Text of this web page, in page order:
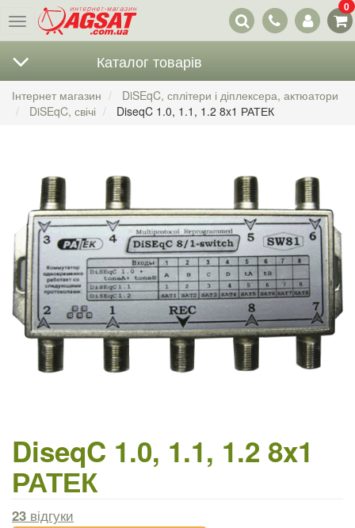
Меню
Наші
контакти
0
Каталог товарів
Інтернет магазин
DiSEqC, сплітери і діплексера, актюатори
DiSEqC, свічі
DiseqC 1.0, 1.1, 1.2 8x1 РАТЕК
DiseqC 1.0, 1.1, 1.2 8x1
РАТЕК
23 відгуки